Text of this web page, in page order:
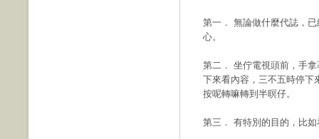
第一． 無論做什麼代誌，
心。
第二． 坐佇電視頭前，手
下來看內容，三不五時停下
按呢轉嘛轉到半暝仔。
第三． 有特別的目的，比